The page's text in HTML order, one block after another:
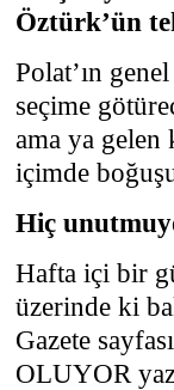
Öztürk’ün
Polat’ın
seçime
ama ya gelen
içimde
Hiç
Hafta içi bir
üzerinde ki
Gazete
OLUYOR